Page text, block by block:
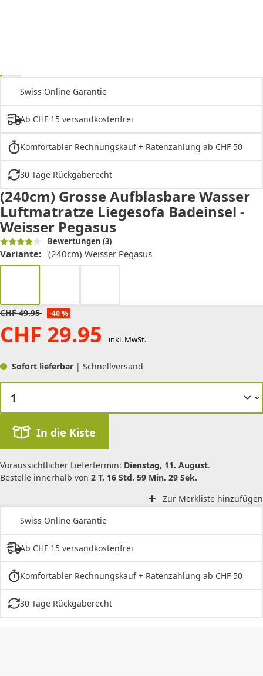
Swiss Online Garantie
Ab CHF 15 versandkostenfrei
Komfortabler Rechnungskauf + Ratenzahlung ab CHF 50
30 Tage Rückgaberecht
(240cm) Grosse Aufblasbare Wasser
Luftmatratze Liegesofa Badeinsel -
Weisser Pegasus
Bewertungen (3)
Variante: (240cm) Weisser Pegasus
CHF 49.95 -40 %
CHF 29.95 inkl. MwSt.
Sofort lieferbar | Schnellversand
In die Kiste
Voraussichtlicher Liefertermin: Dienstag, 11. August.
Bestelle innerhalb von 2 T. 16 Std. 59 Min. 29 Sek.
Zur Merkliste hinzufügen
Swiss Online Garantie
Ab CHF 15 versandkostenfrei
Komfortabler Rechnungskauf + Ratenzahlung ab CHF 50
30 Tage Rückgaberecht